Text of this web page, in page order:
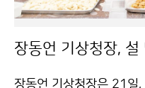
장동언 기상청장,
장동언 기상청장은 21일,